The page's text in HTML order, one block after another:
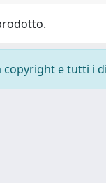
e tutti i